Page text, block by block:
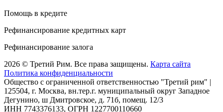
Помощь в кредите
Рефинансирование кредитных карт
Рефинансирование залога
2026 © Третий Рим. Все права защищены. Карта сайта
Политика конфиденциальности
Общество с ограниченной ответственностью "Третий рим" |
125504, г. Москва, вн.тер.г. муниципальный округ Западное
Дегунино, ш Дмитровское, д. 71б, помещ. 12/3
ИНН 7743376133, ОГРН 1227700110660